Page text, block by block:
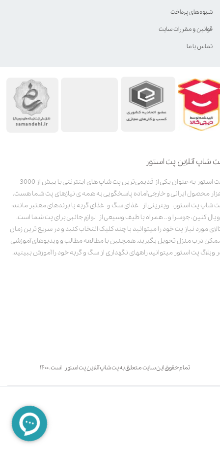
شاپ آنلاین پت استور
پت استور به عنوان یکی از قدیمی‌ترین پت شاپ های اینترنتی با بیش از 3000
محصول ایرانی و خارجی آماده پاسخگویی به همه ی نیازهای پت شما هست.
شاپ پت استور، ویترینی از غذای سگ و غذای گربه با برندهای معتبر مانند:
کنین، جوسرا و .. همراه با طیف وسیعی از لوازم جانبی برای پت شما است.
مورد نیاز پت خود را میتوانید با چند کلیک انتخاب کنید و در سریع ترین زمان
درب منزل تحویل بگیرید. همچنین با مطالعه مطالب و ویدیوهای آموزشی
وبلاگ پت استور میتوانید راههای نگهداری از سگ و گربه خود را آموزش ببینید.
تمام حقوق این سایت متعلق به پت شاپ آنلاین پت استور است. ۱۴۰۰
شیوه‌های پرداخت
قوانین و مقررات سایت
تماس با ما